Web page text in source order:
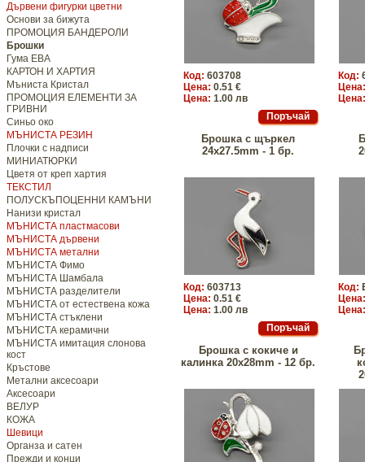
Дървени фигурки цветни
Основи за бижута
ПРОМОЦИЯ БАНДЕРОЛИ
Брошки
Гума ЕВА
КАРТОН И ХАРТИЯ
Мъниста Кристал
ПРОМОЦИЯ ЕЛЕМЕНТИ ЗА
ГРИВНИ
Синьо око
МЪНИСТА РЕЗИН
Плочки с надписи
МИНИАТЮРКИ
Цветя от креп хартия
ТЕКСТИЛ
ПОЛУСКЪПОЦЕННИ КАМЪНИ
Нанизи кристал
МЪНИСТА пластмасови
МЪНИСТА дървени
МЪНИСТА метални
МЪНИСТА Фимо
МЪНИСТА Шамбала
МЪНИСТА разделители
МЪНИСТА от естествена кожа
МЪНИСТА стъклени
МЪНИСТА керамични
МЪНИСТА имитация слонова
кост
Кръстове
Метални аксесоари
Аксесоари
ВЕЛУР
КОЖА
Шевици
Органза и сатен
Прежди и конци
Код: 603708
Цена: 0.51 €
Цена: 1.00 лв
Код:
Брошка с щъркел
24x27.5mm - 1 бр.
Код: 603713
Цена: 0.51 €
Цена: 1.00 лв
Код:
Брошка с кокиче и
калинка 20x28mm - 12 бр.